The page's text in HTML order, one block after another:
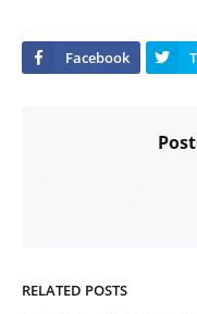
RELATED POSTS